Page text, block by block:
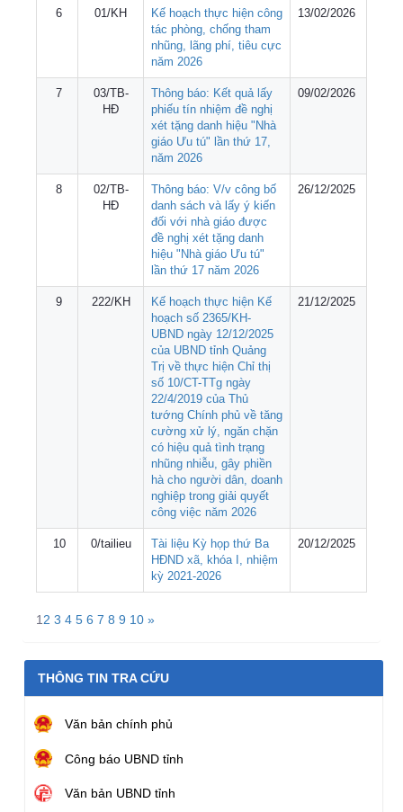
6 01/KH
Kế hoạch thực hiện công
tác phòng, chống tham
nhũng, lãng phí, tiêu cực
năm 2026
13/02/2026
7
03/TB-
HĐ
Thông báo: Kết quả lấy
phiếu tín nhiệm đề nghị
xét tặng danh hiệu "Nhà
giáo Ưu tú" lần thứ 17,
năm 2026
09/02/2026
8
02/TB-
HĐ
Thông báo: V/v công bố
danh sách và lấy ý kiến
đối với nhà giáo được
đề nghị xét tặng danh
hiệu "Nhà giáo Ưu tú"
lần thứ 17 năm 2026
26/12/2025
9 222/KH
Kế hoạch thực hiện Kế
hoạch số 2365/KH-
UBND ngày 12/12/2025
của UBND tỉnh Quảng
Trị về thực hiện Chỉ thị
số 10/CT-TTg ngày
22/4/2019 của Thủ
tướng Chính phủ về tăng
cường xử lý, ngăn chặn
có hiệu quả tình trạng
nhũng nhiễu, gây phiền
hà cho người dân, doanh
nghiệp trong giải quyết
công việc năm 2026
21/12/2025
10 0/tailieu
Tài liệu Kỳ họp thứ Ba
HĐND xã, khóa I, nhiệm
kỳ 2021-2026
20/12/2025
1 2 3 4 5 6 7 8 9 10 »
THÔNG TIN TRA CỨU
Văn bản chính phủ
Công báo UBND tỉnh
Văn bản UBND tỉnh